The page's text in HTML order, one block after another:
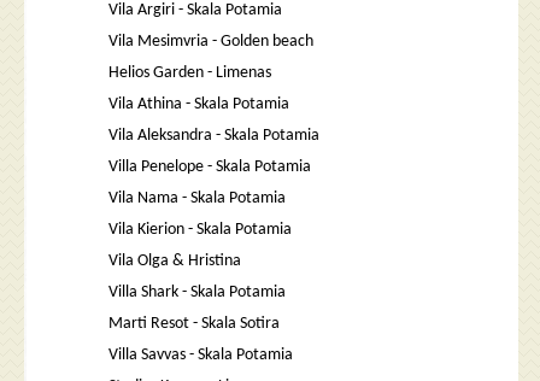
Vila Argiri - Skala Potamia
Vila Mesimvria - Golden beach
Helios Garden - Limenas
Vila Athina - Skala Potamia
Vila Aleksandra - Skala Potamia
Villa Penelope - Skala Potamia
Vila Nama - Skala Potamia
Vila Kierion - Skala Potamia
Vila Olga & Hristina
Villa Shark - Skala Potamia
Marti Resot - Skala Sotira
Villa Savvas - Skala Potamia